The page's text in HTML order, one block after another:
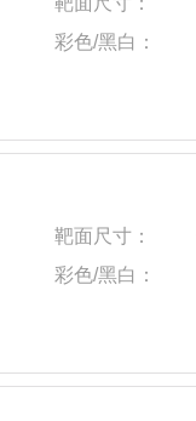
彩色/黑白：
靶面尺寸：
彩色/黑白：